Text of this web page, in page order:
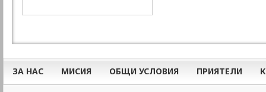
ЗА НАС МИСИЯ ОБЩИ УСЛОВИЯ ПРИЯТЕЛИ